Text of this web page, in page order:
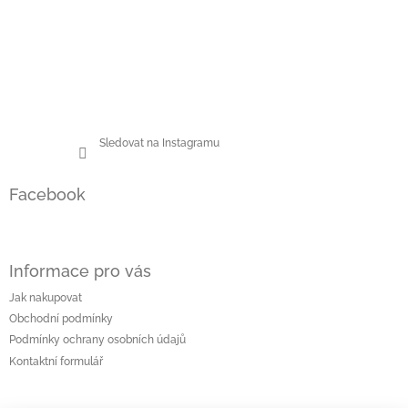
Sledovat na Instagramu
Facebook
Informace pro vás
Jak nakupovat
Obchodní podmínky
Podmínky ochrany osobních údajů
Kontaktní formulář